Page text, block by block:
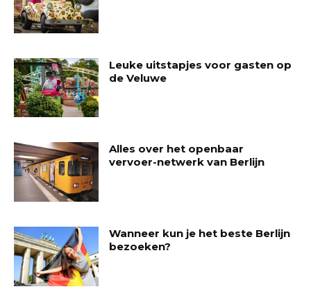
Leuke uitstapjes voor gasten op
de Veluwe
Alles over het openbaar
vervoer-netwerk van Berlijn
Wanneer kun je het beste Berlijn
bezoeken?